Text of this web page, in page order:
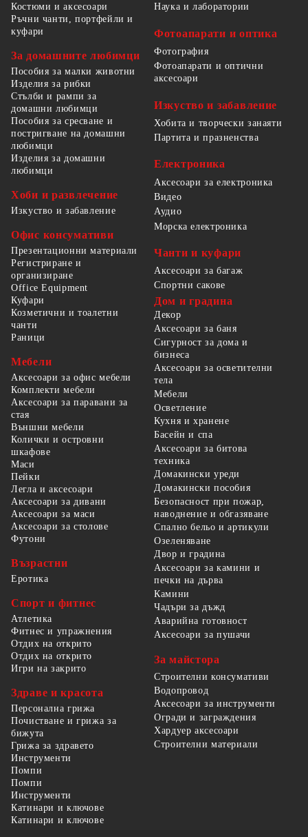
Костюми и аксесоари
Ръчни чанти, портфейли и
куфари
За домашните любимци
Пособия за малки животни
Изделия за рибки
Стълби и рампи за
домашни любимци
Пособия за сресване и
постригване на домашни
любимци
Изделия за домашни
любимци
Хоби и развлечение
Изкуство и забавление
Офис консумативи
Презентационни материали
Регистриране и
организиране
Office Equipment
Наука и лаборатории
Фотоапарати и оптика
Фотография
Фотоапарати и оптични
аксесоари
Изкуство и забавление
Хобита и творчески занаяти
Партита и празненства
Електроника
Аксесоари за електроника
Видео
Аудио
Морска електроника
Чанти и куфари
Аксесоари за багаж
Спортни сакове
Куфари
Козметични и тоалетни
чанти
Раници
Мебели
Аксесоари за офис мебели
Комплекти мебели
Аксесоари за паравани за
стая
Външни мебели
Колички и островни
шкафове
Маси
Пейки
Легла и аксесоари
Аксесоари за дивани
Аксесоари за маси
Аксесоари за столове
Футони
Възрастни
Еротика
Спорт и фитнес
Атлетика
Фитнес и упражнения
Отдих на открито
Отдих на открито
Игри на закрито
Здраве и красота
Персонална грижа
Почистване и грижа за
бижута
Грижа за здравето
Дом и градина
Декор
Аксесоари за баня
Сигурност за дома и
бизнеса
Аксесоари за осветителни
тела
Мебели
Осветление
Кухня и хранене
Басейн и спа
Аксесоари за битова
техника
Домакински уреди
Домакински пособия
Безопасност при пожар,
наводнение и обгазяване
Спално бельо и артикули
Озеленяване
Двор и градина
Аксесоари за камини и
печки на дърва
Камини
Чадъри за дъжд
Аварийна готовност
Аксесоари за пушачи
За майстора
Строителни консумативи
Водопровод
Аксесоари за инструменти
Огради и заграждения
Хардуер аксесоари
Строителни материали
Инструменти
Помпи
Помпи
Инструменти
Катинари и ключове
Катинари и ключове